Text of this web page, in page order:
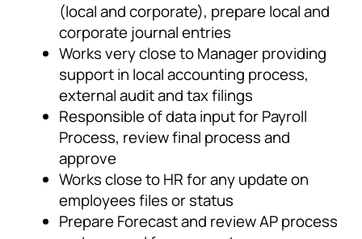
(local and corporate), prepare local and
corporate journal entries
Works very close to Manager providing
support in local accounting process,
external audit and tax filings
Responsible of data input for Payroll
Process, review final process and
approve
Works close to HR for any update on
employees files or status
Prepare Forecast and review AP process